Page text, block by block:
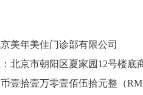
年美佳门诊部有限公司
京市朝阳区夏家园 12号楼底
拾壹万零壹佰伍拾元整（